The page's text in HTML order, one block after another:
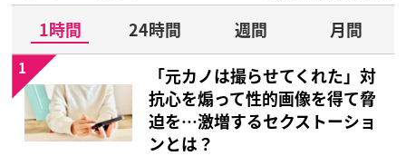
1時間 24時間 週間
月間
「元カノは撮らせてくれた」対
抗心を煽って性的画像を得て脅
迫を…激増するセクストーショ
ンとは？
1